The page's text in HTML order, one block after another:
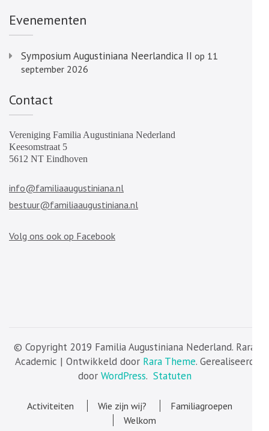
Evenementen
Symposium Augustiniana Neerlandica II op 11
september 2026
Contact
Vereniging Familia Augustiniana Nederland
Keesomstraat 5
5612 NT Eindhoven
info@familiaaugustiniana.nl
bestuur@familiaaugustiniana.nl
Volg ons ook op Facebook
© Copyright 2019 Familia Augustiniana Nederland. Rara
Academic | Ontwikkeld door Rara Theme. Gerealiseerd
door WordPress. Statuten
Activiteiten Wie zijn wij?
Familiagroepen
Welkom